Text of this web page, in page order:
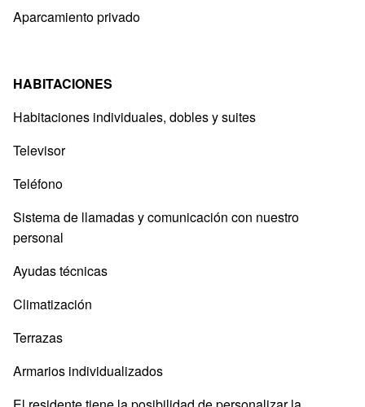
Aparcamiento privado
HABITACIONES
Habitaciones individuales, dobles y suites
Televisor
Teléfono
Sistema de llamadas y comunicación con nuestro
personal
Ayudas técnicas
Climatización
Terrazas
Armarios individualizados